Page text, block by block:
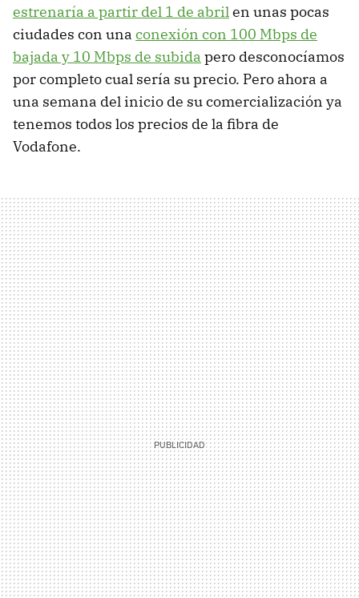
estrenaría a partir del 1 de abrilen unas pocas
ciudades con una conexión con 100 Mbps de
bajada y 10 Mbps de subida pero desconocíamos
por completo cual sería su precio. Pero ahora a
una semana del inicio de su comercialización ya
tenemos todos los precios de la fibra de
Vodafone.